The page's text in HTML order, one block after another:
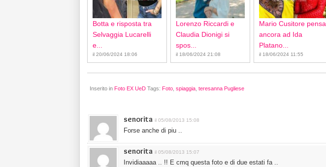
Botta e risposta tra
Selvaggia Lucarelli
e...
il 20/06/2024 18:06
Lorenzo Riccardi e
Claudia Dionigi si
spos...
il 18/06/2024 21:08
Mario Cusitore pensa
ancora ad Ida
Platano...
il 18/06/2024 11:55
Inserito in Foto EX UeD Tags: Foto spiaggia teresanna Pugliese
senorita il 05/08/2013 15:08
Forse anche di piu ..
senorita il 05/08/2013 15:07
Invidiaaaaa .. !! E cmq questa foto e di due estati fa ..